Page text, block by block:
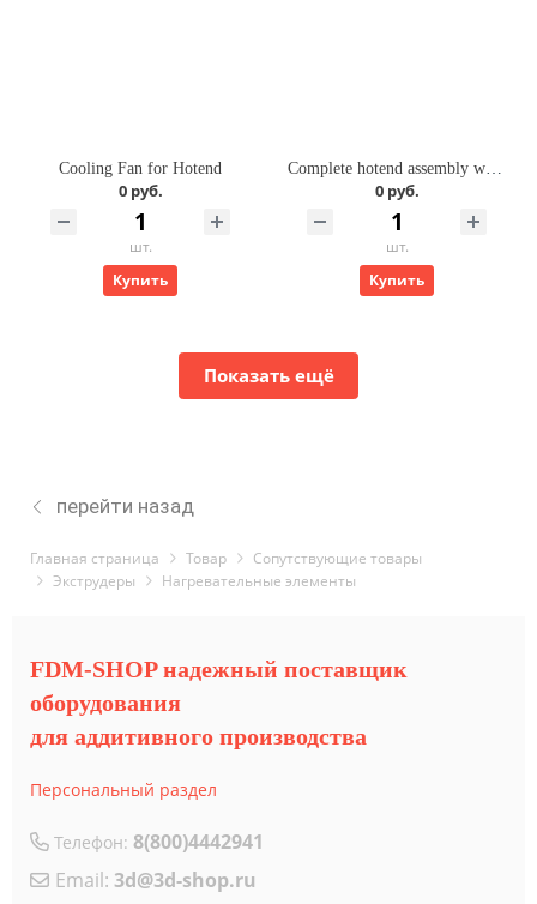
Cooling Fan for Hotend
0 руб.
шт.
Купить
Complete hotend assembly with stainless steel nozzle -0.2mm
0 руб.
шт.
Купить
Показать ещё
перейти назад
Главная страница Товар
Cопутствующие товары
Экструдеры
Нагревательные элементы
FDM-SHOP надежный поставщик
оборудования
для аддитивного производства
Персональный раздел
Телефон: 8(800)4442941
Email: 3d@3d-shop.ru